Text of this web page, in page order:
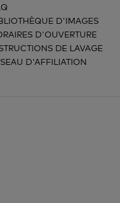
D'IMAGES
D'OUVERTURE
DE LAVAGE
D'AFFILIATION